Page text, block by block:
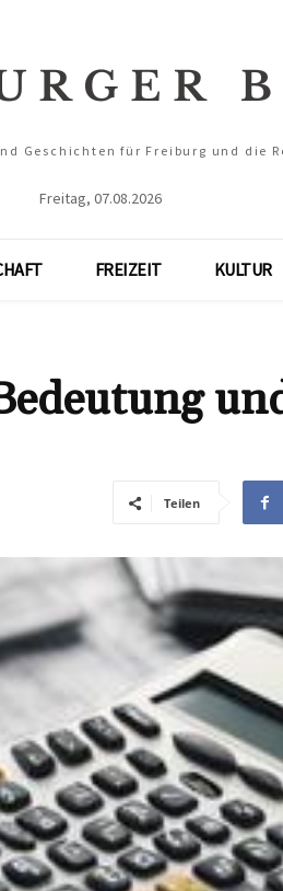
Geschichten für Freiburg und die
Freitag, 07.08.2026
FREIZEIT KULTUR
Teilen